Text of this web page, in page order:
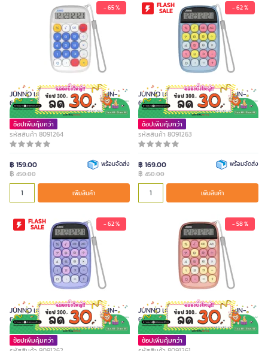
- 65 %
JUNNO เครื่องคิดเลข 10 หลัก รุ่น JN-
660 สี ROBOT
ช้อปเพิ่มคุ้มกว่า
รหัสสินค้า 8091264
฿ 159.00
฿ 450.00
พร้อมจัดส่ง
เพิ่มสินค้า
FLASH
SALE - 62 %
JUNNO เครื่องคิดเลข 10 หลัก รุ่น JN-
660 สีฟ้า
ช้อปเพิ่มคุ้มกว่า
รหัสสินค้า 8091263
฿ 169.00
฿ 450.00
พร้อมจัดส่ง
เพิ่มสินค้า
FLASH
SALE - 62 %
JUNNO เครื่องคิดเลข 10 หลัก รุ่น JN-
660 สีม่วง
ช้อปเพิ่มคุ้มกว่า
- 58 %
JUNNO เครื่องคิดเลข 10 หลัก รุ่น JN-
660 สีชมพู
ช้อปเพิ่มคุ้มกว่า